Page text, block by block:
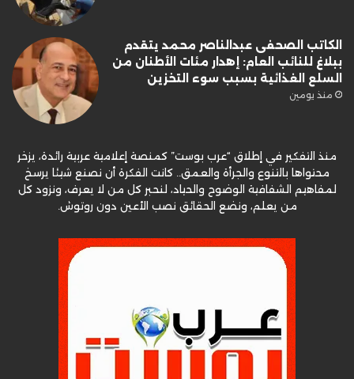
الكاتب الصحفى عبدالناصر محمد يتقدم
ببلاغ للنائب العام: إهدار مئات الأطنان من
السلع الغذائية بسبب سوء التخزين
منذ يومين
منذ التفكير في إطلاق “عرب بوست” كمنصة إعلامية عربية رائدة، يزخر
محتواها بالتنوع والجرأة والعمق.. كانت الفكرة أن نصنع شيئا يرسخ
لمفاهيم الشفافية الوضوح والحياد، لنحبر كل من لا يعرف، ونزود كل
من يعلم، ونضع الحقائق نصب الأعين دون روتوش.